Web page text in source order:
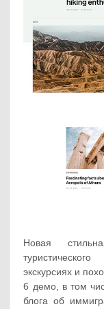
Новая
экскурсиях и
6 демо, в том
блога об